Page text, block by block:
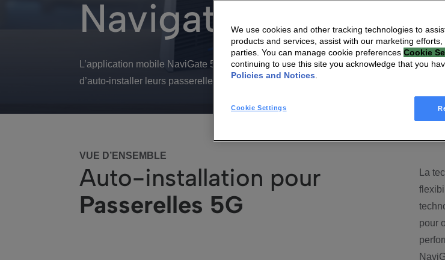
Navigate 5G™
L’application mobile NaviGate 5G™, disponible pour les appareils Android & iOS,
d’auto-installer leurs passerelles 5G et de surveiller la qualité de leur connexion 5G –
VUE D’ENSEMBLE
Auto-installation pour
Passerelles 5G
La
pour
We use cookies and other tracking technologies to
products and services, assist with our marketing
parties. You can manage cookie preferences Cookie
continuing to use this site you acknowledge that you
Policies and Notices
Cookie Settings